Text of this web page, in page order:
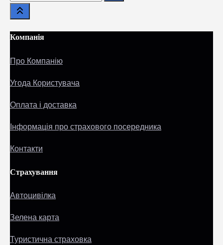
Here...
Компанія
Про Компанію
Угода Користувача
Оплата і доставка
Інформація про страхового посередника
Контакти
Страхування
Автоцивілка
Зелена карта
Туристична страховка